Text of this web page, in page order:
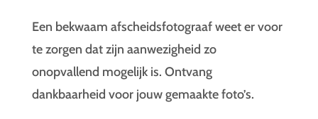
Een bekwaam afscheidsfotograaf weet er voor
te zorgen dat zijn aanwezigheid zo
onopvallend mogelijk is. Ontvang
dankbaarheid voor jouw gemaakte foto’s.